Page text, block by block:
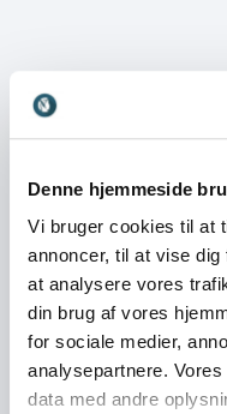
Denne hjemmeside
Vi bruger cookies til at
annoncer, til at vise
at analysere vores
din brug af vores
for sociale medier,
analysepartnere.
data med andre
Book
næste
indsigt går hånd i
det oplagte valg.
fortælling om at
sin uovertrufne evne
de mest
Danmark.
Book Christian
arrangement – og